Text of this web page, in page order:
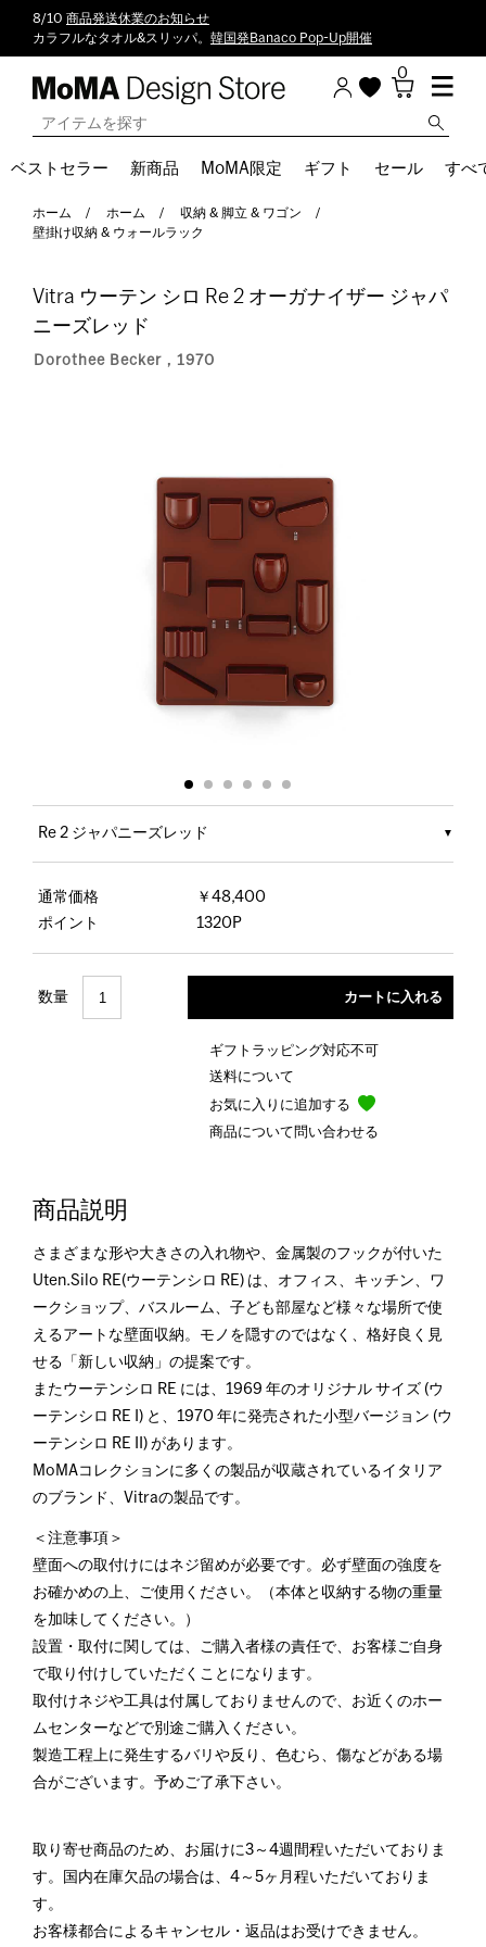
8/10 商品発送休業のお知らせ
カラフルなタオル&スリッパ。 韓国発Banaco Pop-Up開催
0
ベストセラー 新商品 MoMA限定 ギフト セール すべ
ホーム ホーム
収納 & 脚立 & ワゴン
壁掛け収納 & ウォールラック
Vitra ウーテン シロ Re 2 オーガナイザー ジャパ
ニーズレッド
Dorothee Becker，1970
Re 2 ジャパニーズレッド
通常価格
￥48,400
ポイント
1320P
数量
ギフトラッピング対応不可
送料について
お気に入りに追加する
商品について問い合わせる
商品説明
さまざまな形や大きさの入れ物や、金属製のフックが付いた
Uten.Silo RE(ウーテンシロ RE) は、オフィス、キッチン、ワ
ークショップ、バスルーム、子ども部屋など様々な場所で使
えるアートな壁面収納。モノを隠すのではなく、格好良く見
せる「新しい収納」の提案です。
またウーテンシロ RE には、1969 年のオリジナル サイズ (ウ
ーテンシロ RE I) と、1970 年に発売された小型バージョン (ウ
ーテンシロ RE II) があります。
MoMAコレクションに多くの製品が収蔵されているイタリア
のブランド、Vitraの製品です。
＜注意事項＞
壁面への取付けにはネジ留めが必要です。必ず壁面の強度を
お確かめの上、ご使用ください。（本体と収納する物の重量
を加味してください。）
設置・取付に関しては、ご購入者様の責任で、お客様ご自身
で取り付けしていただくことになります。
取付けネジや工具は付属しておりませんので、お近くのホー
ムセンターなどで別途ご購入ください。
製造工程上に発生するバリや反り、色むら、傷などがある場
合がございます。予めご了承下さい。
取り寄せ商品のため、お届けに3～4週間程いただいておりま
す。国内在庫欠品の場合は、4～5ヶ月程いただいておりま
す。
お客様都合によるキャンセル・返品はお受けできません。